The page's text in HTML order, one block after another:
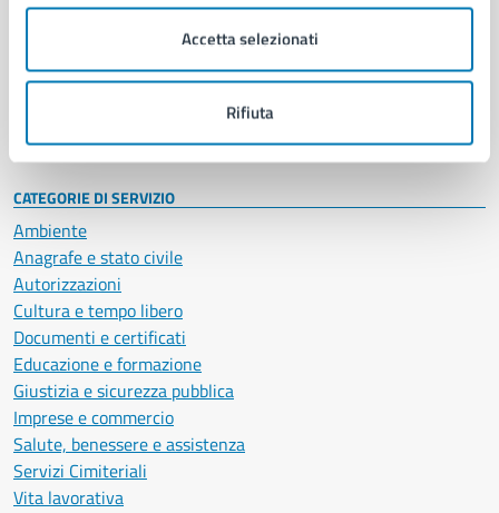
Accetta selezionati
Rifiuta
Enti e fondazioni
Personale amministrativo
Intranet, posta aziendale e protocollo
CATEGORIE DI SERVIZIO
Ambiente
Anagrafe e stato civile
Autorizzazioni
Cultura e tempo libero
Documenti e certificati
Educazione e formazione
Giustizia e sicurezza pubblica
Imprese e commercio
Salute, benessere e assistenza
Servizi Cimiteriali
Vita lavorativa